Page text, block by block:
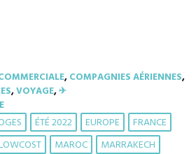
,COMPAGNIES AÉRIENNES,
,VOYAGE,✈︎
ÉTÉ 2022 EUROPE
FRANCE
MAROC
MARRAKECH